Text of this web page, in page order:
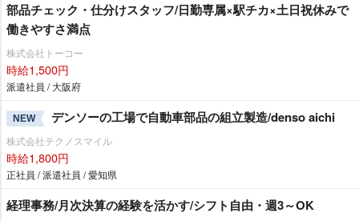
部品チェック・仕分けスタッフ/日勤専属×駅チカ×土日祝休みで
働きやすさ満点
株式会社トーコー
時給1,500円
派遣社員 / 大阪府
NEW デンソーの工場で自動車部品の組立製造/denso aichi
株式会社テクノスマイル
時給1,800円
正社員 / 派遣社員 / 愛知県
経理事務/月次決算の経験を活かす/シフト自由・週3～OK